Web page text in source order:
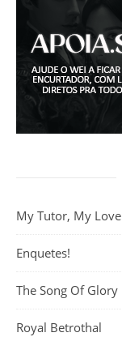
My Tutor, My Love
Enquetes!
The Song Of Glory
Royal Betrothal